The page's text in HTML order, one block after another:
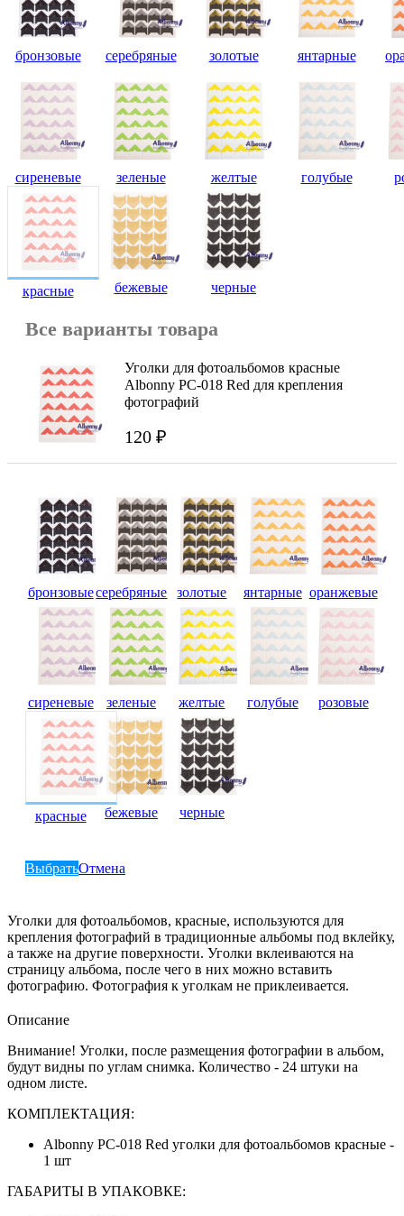
бронзовые серебряные золотые янтарные
сиреневые зеленые желтые голубые
красные бежевые черные
Все варианты товара
Уголки для фотоальбомов красные
Albonny PC-018 Red для крепления
фотографий
120 ₽
бронзовыесеребряные золотые янтарные оранжевые
сиреневые зеленые желтые голубые розовые
красные бежевые черные
ВыбратьОтмена
Уголки для фотоальбомов, красные, используются для
крепления фотографий в традиционные альбомы под вклейку,
а также на другие поверхности. Уголки вклеиваются на
страницу альбома, после чего в них можно вставить
фотографию. Фотография к уголкам не приклеивается.
Описание
Внимание! Уголки, после размещения фотографии в альбом,
будут видны по углам снимка. Количество - 24 штуки на
одном листе.
КОМПЛЕКТАЦИЯ:
Albonny PC-018 Red уголки для фотоальбомов красные -
1 шт
ГАБАРИТЫ В УПАКОВКЕ: